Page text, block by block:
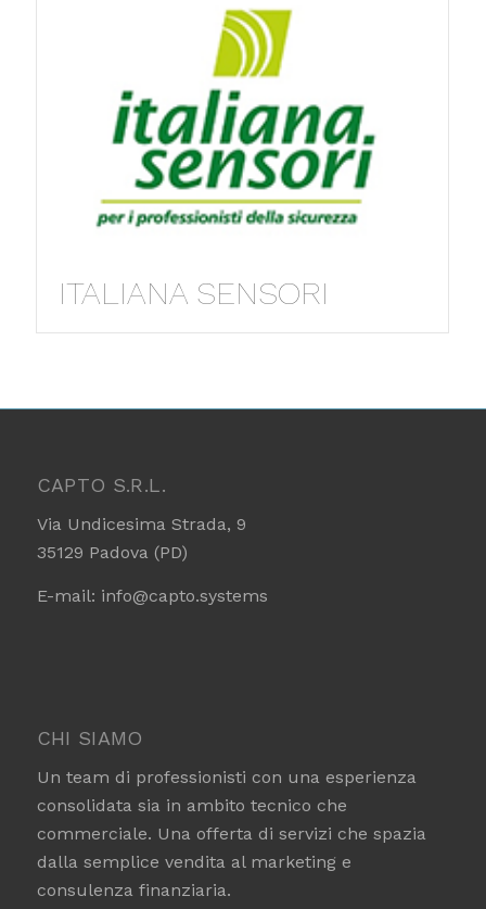
ITALIANA SENSORI
CAPTO S.R.L.
Via Undicesima Strada, 9
35129 Padova (PD)
E-mail: info@capto.systems
CHI SIAMO
Un team di professionisti con una esperienza
consolidata sia in ambito tecnico che
commerciale. Una offerta di servizi che spazia
dalla semplice vendita al marketing e
consulenza finanziaria.